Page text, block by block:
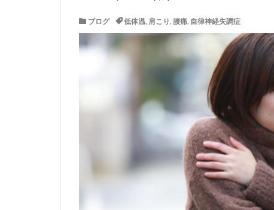
ブログ 低体温, 肩こり, 腰痛, 自律神経失調症